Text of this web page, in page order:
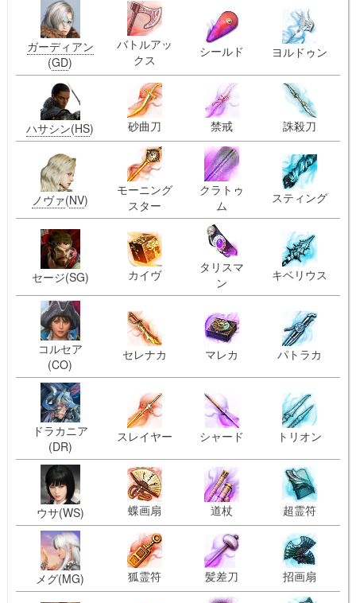
ガーディアン
(GD)
バトルアッ
クス
シールド ヨルドゥン
ハサシン(HS) 砂曲刀 禁戒 誅殺刀
ノヴァ(NV)
モーニング
スター
クラトゥ
ム
スティング
セージ(SG) カイヴ
タリスマ
ン
キベリウス
コルセア
(CO)
セレナカ マレカ パトラカ
ドラカニア
(DR)
スレイヤー シャード トリオン
ウサ(WS) 蝶画扇 道杖 超霊符
メグ(MG) 狐霊符 髪差刀 招画扇